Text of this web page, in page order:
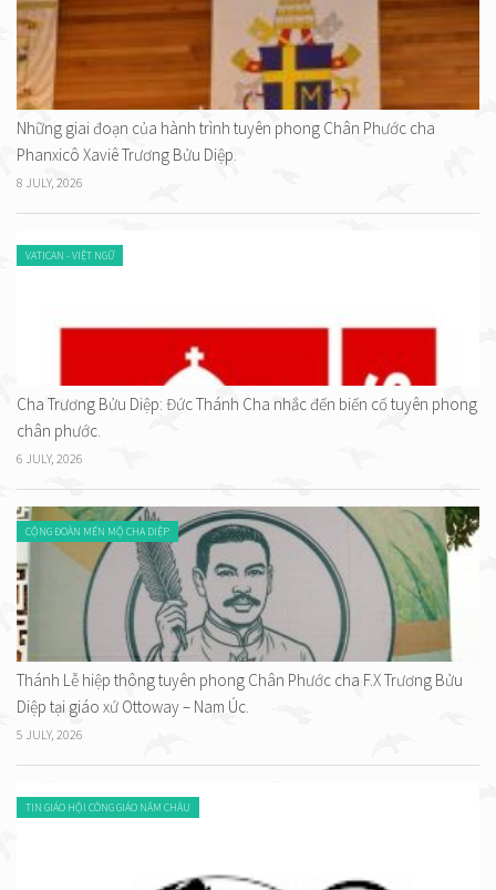
Những giai đoạn của hành trình tuyên phong Chân Phước cha
Phanxicô Xaviê Trương Bửu Diệp.
8 JULY, 2026
VATICAN - VIỆT NGỮ
Cha Trương Bửu Diệp: Đức Thánh Cha nhắc đến biến cố tuyên phong
chân phước.
6 JULY, 2026
CỘNG ĐOÀN MẾN MỘ CHA DIỆP
Thánh Lễ hiệp thông tuyên phong Chân Phước cha F.X Trương Bửu
Diệp tại giáo xứ Ottoway – Nam Úc.
5 JULY, 2026
TIN GIÁO HỘI CÔNG GIÁO NĂM CHÂU